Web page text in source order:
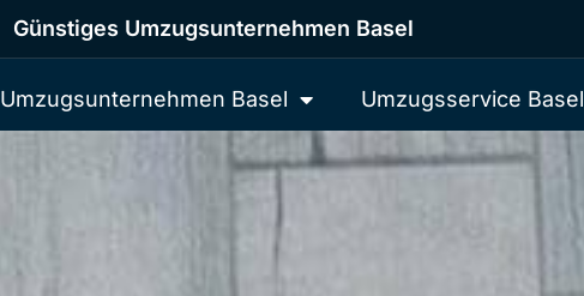
Günstiges Umzugsunternehmen Basel
Umzugsunternehmen Basel Umzugsservice Basel